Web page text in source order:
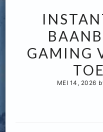
GAMING
MEI 14, 2026